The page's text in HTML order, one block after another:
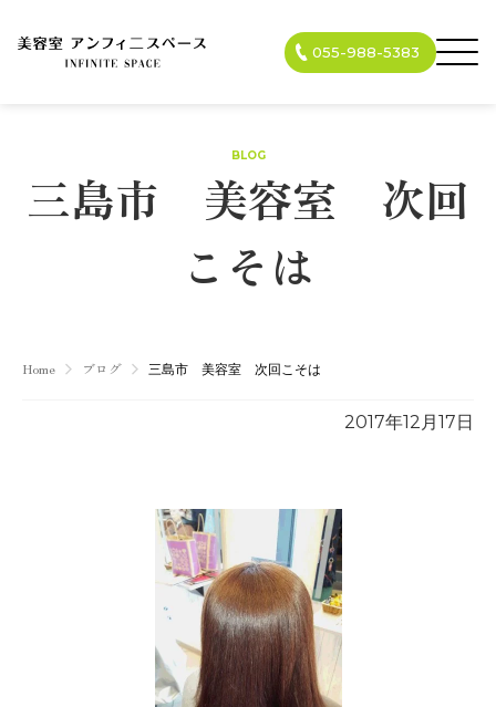
055-988-5383
BLOG
三島市 美容室 次回
こそは
Home ブログ 三島市 美容室 次回こそは
2017年12月17日